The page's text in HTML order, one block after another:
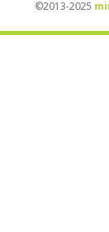
©2013-2025